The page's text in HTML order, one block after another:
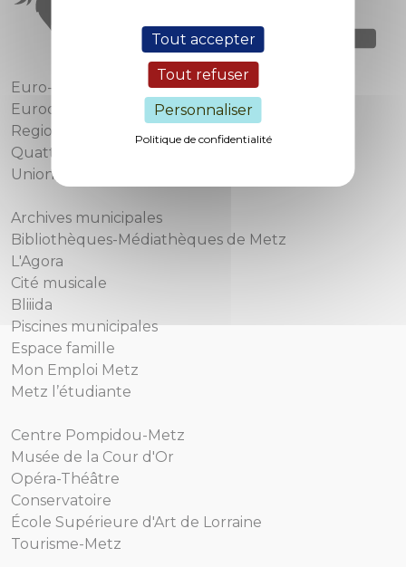
Tout accepter
Tout refuser
Personnaliser
Politique de confidentialité
Euro-Métropole de Metz
Eurodépartement de Moselle
Region Grand Est
Quattropole
Union européenne
Archives municipales
Bibliothèques-Médiathèques de Metz
L'Agora
Cité musicale
Bliiida
Piscines municipales
Espace famille
Mon Emploi Metz
Metz l’étudiante
Centre Pompidou-Metz
Musée de la Cour d'Or
Opéra-Théâtre
Conservatoire
École Supérieure d'Art de Lorraine
Tourisme-Metz